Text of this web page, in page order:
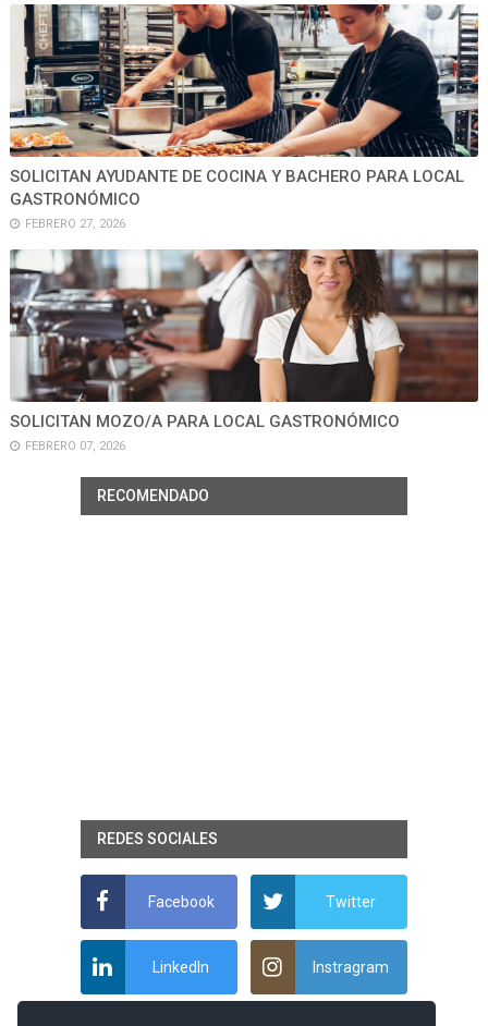
SOLICITAN AYUDANTE DE COCINA Y BACHERO PARA LOCAL
GASTRONÓMICO
FEBRERO 27, 2026
SOLICITAN MOZO/A PARA LOCAL GASTRONÓMICO
FEBRERO 07, 2026
RECOMENDADO
REDES SOCIALES
Facebook Twitter
LinkedIn Instragram